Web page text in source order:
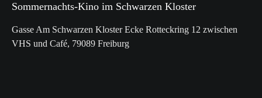
Sommernachts-Kino im Schwarzen Kloster
Gasse Am Schwarzen Kloster Ecke Rotteckring 12 zwischen
VHS und Café, 79089 Freiburg